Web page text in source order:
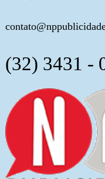
(32) 3431 -